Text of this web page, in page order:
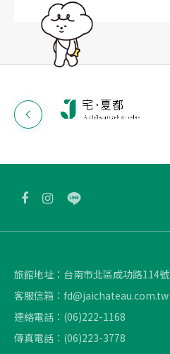
旅館地址： 台南市北區成功路114號
客服信箱： fd@jaichateau.com.tw
連絡電話： (06)222-1168
傳真電話： (06)223-3778